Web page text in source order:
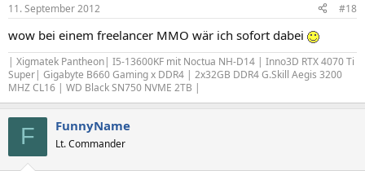
11. September 2012 #18
wow bei einem freelancer MMO wär ich sofort dabei
| Xigmatek Pantheon| I5-13600KF mit Noctua NH-D14 | Inno3D RTX 4070 Ti
Super| Gigabyte B660 Gaming x DDR4 | 2x32GB DDR4 G.Skill Aegis 3200
MHZ CL16 | WD Black SN750 NVME 2TB |
F FunnyName
Lt. Commander